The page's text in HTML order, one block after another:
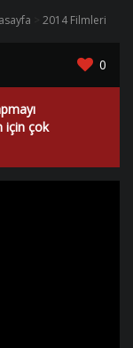
2014 Filmleri
0
için çok